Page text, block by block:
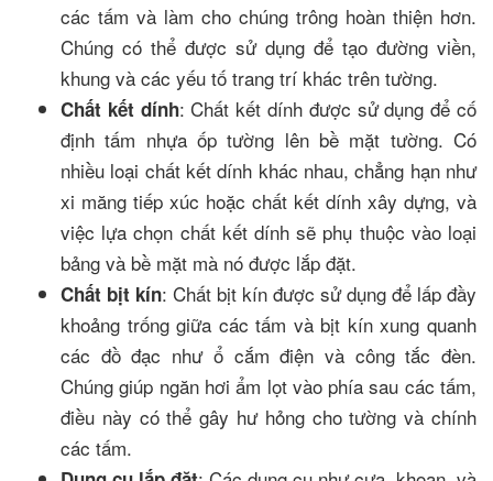
các tấm và làm cho chúng trông hoàn thiện hơn.
Chúng có thể được sử dụng để tạo đường viền,
khung và các yếu tố trang trí khác trên tường.
Chất kết dính: Chất kết dính được sử dụng để cố
định tấm nhựa ốp tường lên bề mặt tường. Có
nhiều loại chất kết dính khác nhau, chẳng hạn như
xi măng tiếp xúc hoặc chất kết dính xây dựng, và
việc lựa chọn chất kết dính sẽ phụ thuộc vào loại
bảng và bề mặt mà nó được lắp đặt.
Chất bịt kín: Chất bịt kín được sử dụng để lấp đầy
khoảng trống giữa các tấm và bịt kín xung quanh
các đồ đạc như ổ cắm điện và công tắc đèn.
Chúng giúp ngăn hơi ẩm lọt vào phía sau các tấm,
điều này có thể gây hư hỏng cho tường và chính
các tấm.